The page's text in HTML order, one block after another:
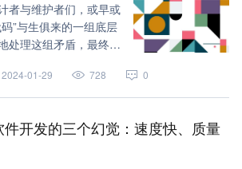
者与维护者们，或早或
”与生俱来的一组底层
处理这组矛盾，最终决
2024-01-29 728 0
开发的三个幻觉：速度快、质量